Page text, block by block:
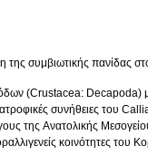
της συμβιωτικής
(Crustacea:
συνήθειες
της Ανατολικής
κοινότητες